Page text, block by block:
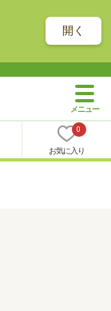
開く
0
お気に入り